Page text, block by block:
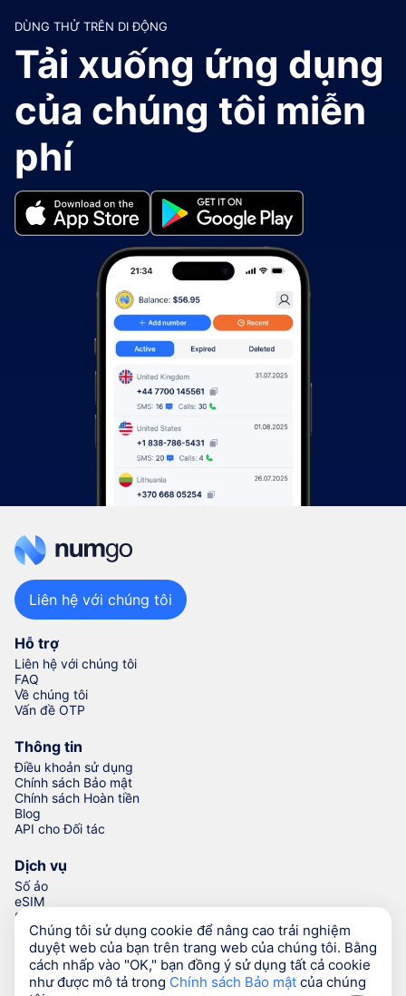
DÙNG THỬ TRÊN DI ĐỘNG
Tải xuống ứng dụng
của chúng tôi miễn
phí
Hỗ trợ
Liên hệ với chúng tôi
FAQ
Về chúng tôi
Vấn đề OTP
Thông tin
Điều khoản sử dụng
Chính sách Bảo mật
Chính sách Hoàn tiền
Blog
API cho Đối tác
Dịch vụ
Số ảo
eSIM
Số để xác minh
Trình Tạo Số Điện thoại
Liên hệ với chúng tôi
© Numgo LLP,2026 (Stoney Works, 8 Stoney Lane, London,
Chúng tôi sử dụng cookie để nâng cao trải nghiệm
duyệt web của bạn trên trang web của chúng tôi. Bằng
cách nhấp vào "OK," bạn đồng ý sử dụng tất cả cookie
như được mô tả trong Chính sách Bảo mật của chúng